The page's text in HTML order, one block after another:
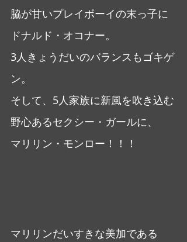
脇が甘いプレイボーイの末っ子に
ドナルド・オコナー。
3人きょうだいのバランスもゴキゲ
ン。
そして、5人家族に新風を吹き込む
野心あるセクシー・ガールに、
マリリン・モンロー！！！
マリリンだいすきな美加である